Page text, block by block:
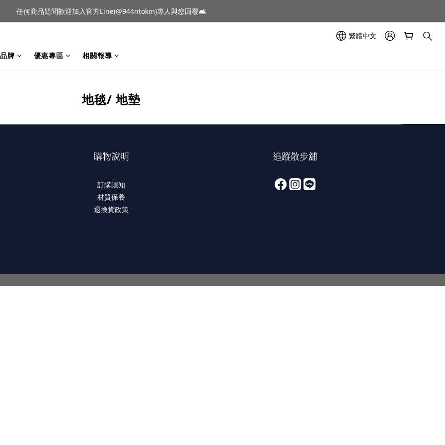
到貨｜日本燈具品牌 Ambientec 年度新品 Barcarolle 臺中樂群門市展示中✨
任何商品疑問歡迎加入官方Line(@944ntokm)專人與您回覆🛋️
繁體中文
品牌 優惠專區 相關報導
地毯/ 地墊
購物說明
訂購須知
材質保養
退換貨政策
追蹤散步舖